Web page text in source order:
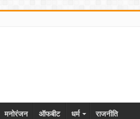
मनोरंजन ऑफबीट धर्म राजनीति